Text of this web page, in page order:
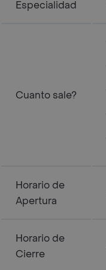
Especialidad
Cuanto sale?
Horario de
Apertura
Horario de
Cierre